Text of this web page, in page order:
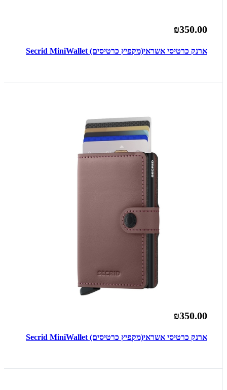
₪350.00
ארנק כרטיסי אשראי(מקפיץ כרטיסים) Secrid MiniWallet
₪350.00
ארנק כרטיסי אשראי(מקפיץ כרטיסים) Secrid MiniWallet